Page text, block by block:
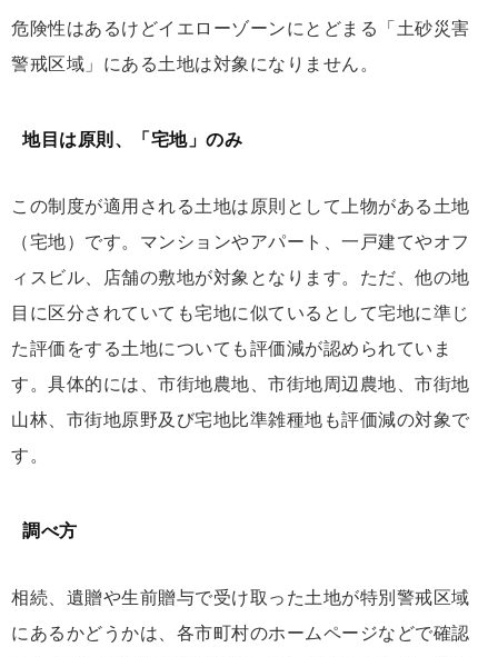
危険性はあるけどイエローゾーンにとどまる「土砂災害
警戒区域」にある土地は対象になりません。
地目は原則、「宅地」のみ
この制度が適用される土地は原則として上物がある土地
（宅地）です。マンションやアパート、一戸建てやオフ
ィスビル、店舗の敷地が対象となります。ただ、他の地
目に区分されていても宅地に似ているとして宅地に準じ
た評価をする土地についても評価減が認められていま
す。具体的には、市街地農地、市街地周辺農地、市街地
山林、市街地原野及び宅地比準雑種地も評価減の対象で
す。
調べ方
相続、遺贈や生前贈与で受け取った土地が特別警戒区域
にあるかどうかは、各市町村のホームページなどで確認